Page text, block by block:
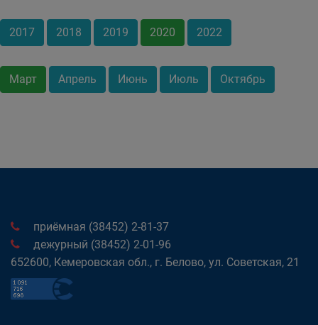
2017 2018 2019 2020 2022
Март Апрель Июнь Июль Октябрь
приёмная (38452) 2-81-37
дежурный (38452) 2-01-96
652600, Кемеровская обл., г. Белово, ул. Советская, 21